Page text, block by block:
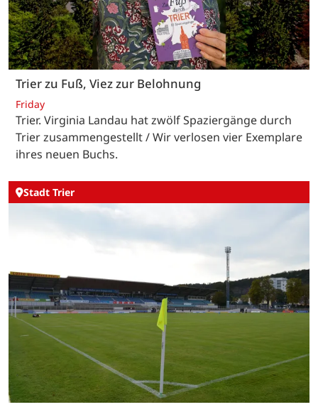
Trier zu Fuß, Viez zur Belohnung
Friday
Trier. Virginia Landau hat zwölf Spaziergänge durch
Trier zusammengestellt / Wir verlosen vier Exemplare
ihres neuen Buchs.
Stadt Trier